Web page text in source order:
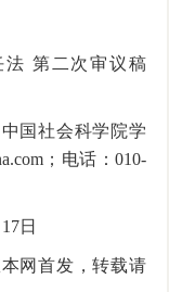
法 第二次审议稿
国社会科学院学
；电话：010-
日
网首发，转载请